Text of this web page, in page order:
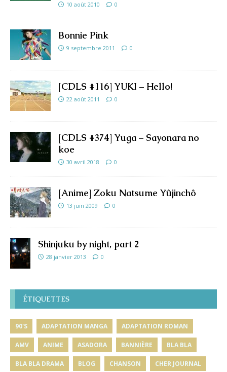
10 août 2010 0
Bonnie Pink
9 septembre 2011 0
[CDLS #116] YUKI – Hello!
22 août 2011 0
[CDLS #374] Yuga – Sayonara no
koe
30 avril 2018 0
[Anime] Zoku Natsume Yûjinchô
13 juin 2009 0
Shinjuku by night, part 2
28 janvier 2013 0
ÉTIQUETTES
90'S ADAPTATION MANGA ADAPTATION ROMAN
AMV ANIME ASADORA BANNIÈRE BLA BLA
BLA BLA DRAMA BLOG CHANSON CHER JOURNAL